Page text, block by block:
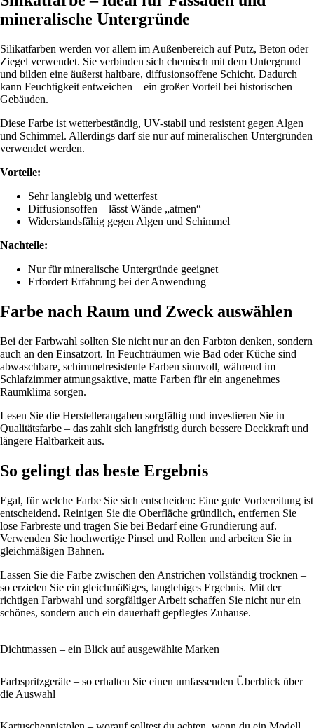
mineralische Untergründe
Silikatfarben werden vor allem im Außenbereich auf Putz, Beton oder
Ziegel verwendet. Sie verbinden sich chemisch mit dem Untergrund
und bilden eine äußerst haltbare, diffusionsoffene Schicht. Dadurch
kann Feuchtigkeit entweichen – ein großer Vorteil bei historischen
Gebäuden.
Diese Farbe ist wetterbeständig, UV-stabil und resistent gegen Algen
und Schimmel. Allerdings darf sie nur auf mineralischen Untergründen
verwendet werden.
Vorteile:
Sehr langlebig und wetterfest
Diffusionsoffen – lässt Wände „atmen“
Widerstandsfähig gegen Algen und Schimmel
Nachteile:
Nur für mineralische Untergründe geeignet
Erfordert Erfahrung bei der Anwendung
Farbe nach Raum und Zweck auswählen
Bei der Farbwahl sollten Sie nicht nur an den Farbton denken, sondern
auch an den Einsatzort. In Feuchträumen wie Bad oder Küche sind
abwaschbare, schimmelresistente Farben sinnvoll, während im
Schlafzimmer atmungsaktive, matte Farben für ein angenehmes
Raumklima sorgen.
Lesen Sie die Herstellerangaben sorgfältig und investieren Sie in
Qualitätsfarbe – das zahlt sich langfristig durch bessere Deckkraft und
längere Haltbarkeit aus.
So gelingt das beste Ergebnis
Egal, für welche Farbe Sie sich entscheiden: Eine gute Vorbereitung ist
entscheidend. Reinigen Sie die Oberfläche gründlich, entfernen Sie
lose Farbreste und tragen Sie bei Bedarf eine Grundierung auf.
Verwenden Sie hochwertige Pinsel und Rollen und arbeiten Sie in
gleichmäßigen Bahnen.
Lassen Sie die Farbe zwischen den Anstrichen vollständig trocknen –
so erzielen Sie ein gleichmäßiges, langlebiges Ergebnis. Mit der
richtigen Farbwahl und sorgfältiger Arbeit schaffen Sie nicht nur ein
schönes, sondern auch ein dauerhaft gepflegtes Zuhause.
Dichtmassen – ein Blick auf ausgewählte Marken
Farbspritzgeräte – so erhalten Sie einen umfassenden Überblick über
die Auswahl